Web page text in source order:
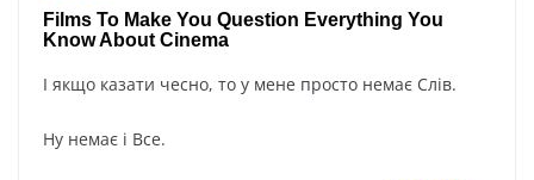
І якщо казати чесно, то у мене просто немає Слів.
Ну немає і Все.